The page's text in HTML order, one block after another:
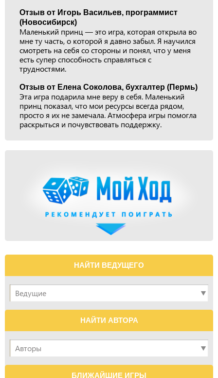
Отзыв от Игорь Васильев, программист
(Новосибирск)
Маленький принц — это игра, которая открыла во
мне ту часть, о которой я давно забыл. Я научился
смотреть на себя со стороны и понял, что у меня
есть супер способность справляться с
трудностями.
Отзыв от Елена Соколова, бухгалтер (Пермь)
Эта игра подарила мне веру в себя. Маленький
принц показал, что мои ресурсы всегда рядом,
просто я их не замечала. Атмосфера игры помогла
раскрыться и почувствовать поддержку.
НАЙТИ ВЕДУЩЕГО
НАЙТИ АВТОРА
БЛИЖАЙШИЕ ИГРЫ